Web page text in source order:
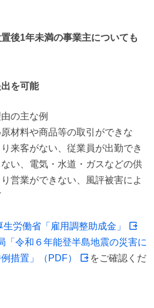
後1年未満の事業主についても
を可能
の主な例
材料や商品等の取引ができな
来客がない、従業員が出勤でき
い、電気・水道・ガスなどの供
営業ができない、風評被害によ
生労働省「雇用調整助成金」
「令和６年能登半島地震の災害に
措置」（PDF）
をご確認くだ